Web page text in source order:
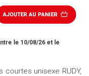
AJOUTER AU PANIER
le 10/08/26 et le
unisexe RUDY,